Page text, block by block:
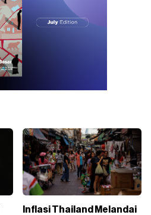
Inflasi Thailand Melandai